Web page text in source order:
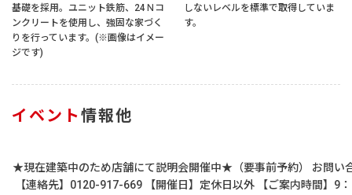
基礎を採用。ユニット鉄筋、24Ｎコ
ンクリートを使用し、強固な家づく
りを行っています。(※画像はイメー
ジです)
しないレベルを標準で取得していま
す。
イベント 情報他
★現在建築中のため店舗にて説明会開催中★（要事前予約） お問い
【連絡先】0120-917-669 【開催日】定休日以外 【ご案内時間】9